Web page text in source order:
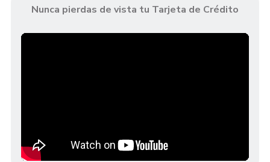
Nunca pierdas de vista tu Tarjeta de Crédito